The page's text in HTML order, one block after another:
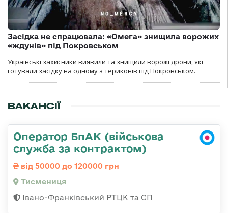
Засідка не спрацювала: «Омега» знищила ворожих
«ждунів» під Покровськом
Українські захисники виявили та знищили ворожі дрони, які
готували засідку на одному з териконів під Покровськом.
ВАКАНСІЇ
Оператор БпАК (військова
служба за контрактом)
від 50000 до 120000 грн
Тисмениця
Івано-Франківський РТЦК та СП